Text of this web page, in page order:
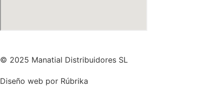
© 2025 Manatial Distribuidores SL
Diseño web por Rúbrika